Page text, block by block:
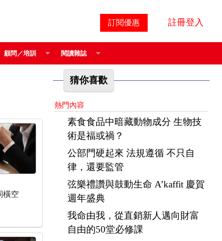
訂閱優惠 註冊登入
顧問／培訓 閱讀雜誌
橫空
猜你喜歡
熱門內容
素食食品中暗藏動物成分 生物技
術是福或禍？
公部門硬起來 法規遵循 不只自
律，還要監管
弦樂禮讚與鼓動生命 A’kaffit 慶賀
週年盛典
我命由我，從直銷新人邁向財富
自由的50堂必修課